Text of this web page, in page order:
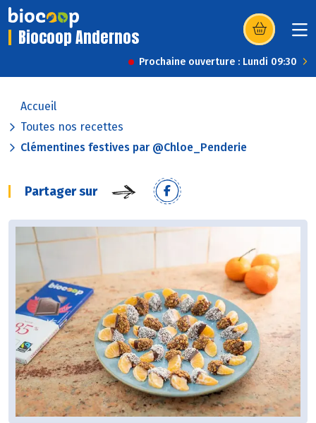
Biocoop Andernos (s’ouvre dans
Prochaine ouverture : Lundi 09:30
Accueil
Toutes nos recettes
Clémentines festives par @Chloe_Penderie
Partager sur